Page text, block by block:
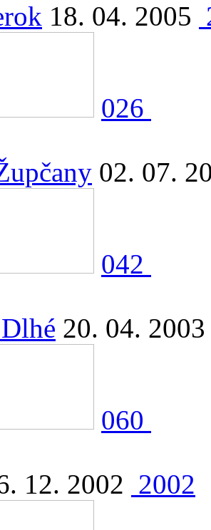
18. 04. 2005
026
02. 07.
042
20. 04. 2003
060
12. 2002 2002